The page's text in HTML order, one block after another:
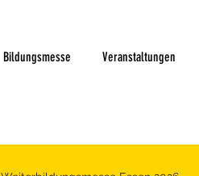
Bildungsmesse Veranstaltungen